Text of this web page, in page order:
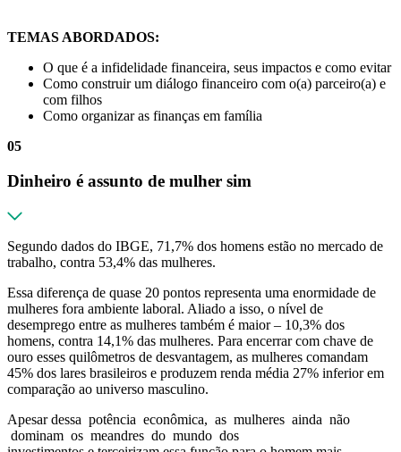
TEMAS ABORDADOS:
O que é a infidelidade financeira, seus impactos e como evitar
Como construir um diálogo financeiro com o(a) parceiro(a) e
com filhos
Como organizar as finanças em família
05
Dinheiro é assunto de mulher sim
Segundo dados do IBGE, 71,7% dos homens estão no mercado de
trabalho, contra 53,4% das mulheres.
Essa diferença de quase 20 pontos representa uma enormidade de
mulheres fora ambiente laboral. Aliado a isso, o nível de
desemprego entre as mulheres também é maior – 10,3% dos
homens, contra 14,1% das mulheres. Para encerrar com chave de
ouro esses quilômetros de desvantagem, as mulheres comandam
45% dos lares brasileiros e produzem renda média 27% inferior em
comparação ao universo masculino.
Apesar dessa potência econômica, as mulheres ainda não
dominam os meandres do mundo dos